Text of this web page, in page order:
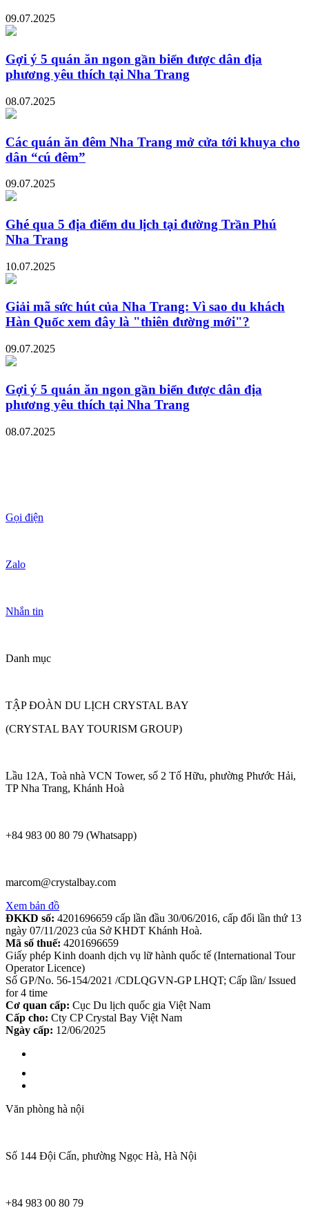
09.07.2025
Gợi ý 5 quán ăn ngon gần biển được dân địa
phương yêu thích tại Nha Trang
08.07.2025
Các quán ăn đêm Nha Trang mở cửa tới khuya cho
dân “cú đêm”
09.07.2025
Ghé qua 5 địa điểm du lịch tại đường Trần Phú
Nha Trang
10.07.2025
Giải mã sức hút của Nha Trang: Vì sao du khách
Hàn Quốc xem đây là "thiên đường mới"?
09.07.2025
Gợi ý 5 quán ăn ngon gần biển được dân địa
phương yêu thích tại Nha Trang
08.07.2025
Gọi điện
Zalo
Nhắn tin
Danh mục
TẬP ĐOÀN DU LỊCH CRYSTAL BAY
(CRYSTAL BAY TOURISM GROUP)
Lầu 12A, Toà nhà VCN Tower, số 2 Tố Hữu, phường Phước Hải,
TP Nha Trang, Khánh Hoà
+84 983 00 80 79 (Whatsapp)
marcom@crystalbay.com
Xem bản đồ
ĐKKD số: 4201696659 cấp lần đầu 30/06/2016, cấp đổi lần thứ 13
ngày 07/11/2023 của Sở KHDT Khánh Hoà.
Mã số thuế: 4201696659
Giấy phép Kinh doanh dịch vụ lữ hành quốc tế (International Tour
Operator Licence)
Số GP/No. 56-154/2021 /CDLQGVN-GP LHQT; Cấp lần/ Issued
for 4 time
Cơ quan cấp: Cục Du lịch quốc gia Việt Nam
Cấp cho: Cty CP Crystal Bay Việt Nam
Ngày cấp: 12/06/2025
Văn phòng hà nội
Số 144 Đội Cấn, phường Ngọc Hà, Hà Nội
+84 983 00 80 79